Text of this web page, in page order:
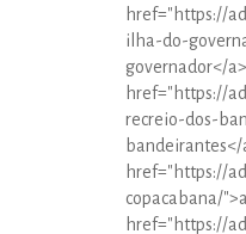
href="https://
ilha-do-
governador</
href="https://
recreio-dos-
bandeirantes</
href="https://
copacabana/
href="https://